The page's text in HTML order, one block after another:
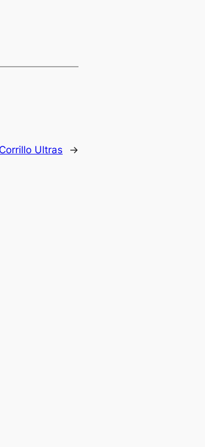
Corrillo Ultras →